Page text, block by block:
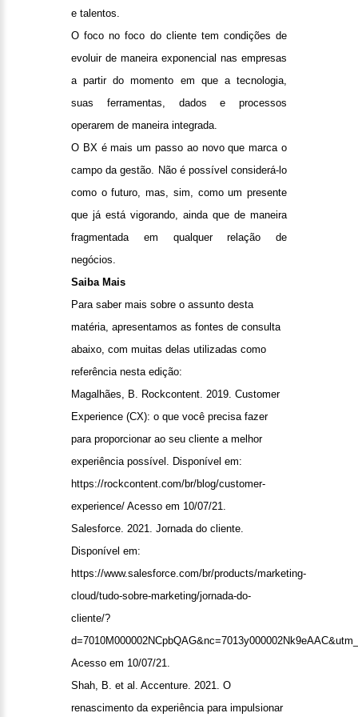
e talentos.
O foco no foco do cliente tem condições de
evoluir de maneira exponencial nas empresas
a partir do momento em que a tecnologia,
suas ferramentas, dados e processos
operarem de maneira integrada.
O BX é mais um passo ao novo que marca o
campo da gestão. Não é possível considerá-lo
como o futuro, mas, sim, como um presente
que já está vigorando, ainda que de maneira
fragmentada em qualquer relação de
negócios.
Saiba Mais
Para saber mais sobre o assunto desta
matéria, apresentamos as fontes de consulta
abaixo, com muitas delas utilizadas como
referência nesta edição:
Magalhães, B. Rockcontent. 2019. Customer
Experience (CX): o que você precisa fazer
para proporcionar ao seu cliente a melhor
experiência possível. Disponível em:
https://rockcontent.com/br/blog/customer-
experience/ Acesso em 10/07/21.
Salesforce. 2021. Jornada do cliente.
Disponível em:
https://www.salesforce.com/br/products/marketing-
cloud/tudo-sobre-marketing/jornada-do-
cliente/?
Acesso em 10/07/21.
Shah, B. et al. Accenture. 2021. O
renascimento da experiência para impulsionar